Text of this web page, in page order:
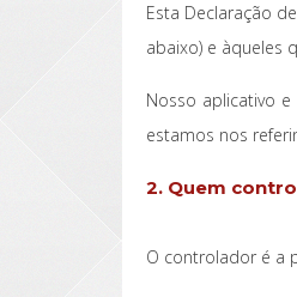
Esta Declaração
abaixo) e àqueles
Nosso aplicativo e
estamos nos
2. Quem
O controlador é a